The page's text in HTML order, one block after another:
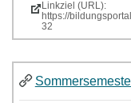
Linkziel (URL):
https://
32